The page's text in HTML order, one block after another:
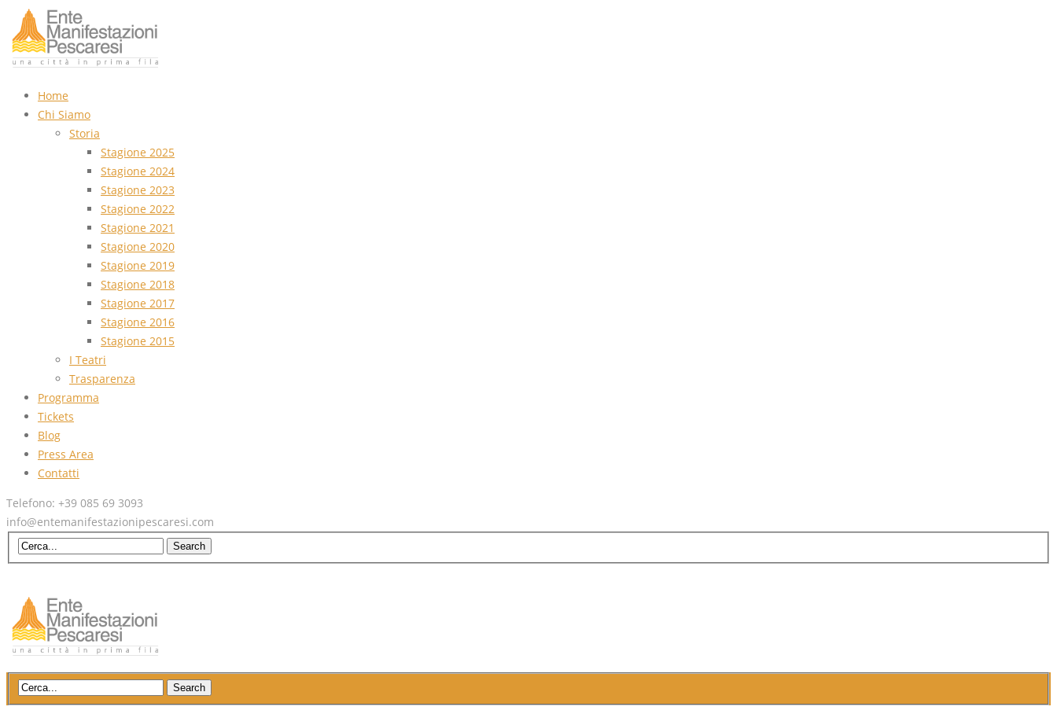
Home
Chi Siamo
Storia
Stagione 2025
Stagione 2024
Stagione 2023
Stagione 2022
Stagione 2021
Stagione 2020
Stagione 2019
Stagione 2018
Stagione 2017
Stagione 2016
Stagione 2015
I Teatri
Trasparenza
Programma
Tickets
Blog
Press Area
Contatti
Telefono: +39 085 69 3093
info@entemanifestazionipescaresi.com